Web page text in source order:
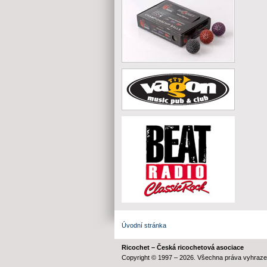
Úvodní stránka
Ricochet – Česká ricochetová asociace
Copyright © 1997 – 2026. Všechna práva